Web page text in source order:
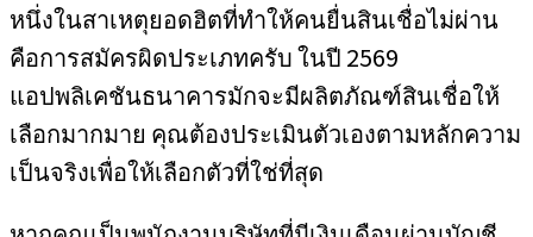
หนึ่งในสาเหตุยอดฮิตที่ทำให้คนยื่นสินเชื่อไม่ผ่าน
คือการสมัครผิดประเภทครับ ในปี 2569
แอปพลิเคชันธนาคารมักจะมีผลิตภัณฑ์สินเชื่อให้
เลือกมากมาย คุณต้องประเมินตัวเองตามหลักความ
เป็นจริงเพื่อให้เลือกตัวที่ใช่ที่สุด